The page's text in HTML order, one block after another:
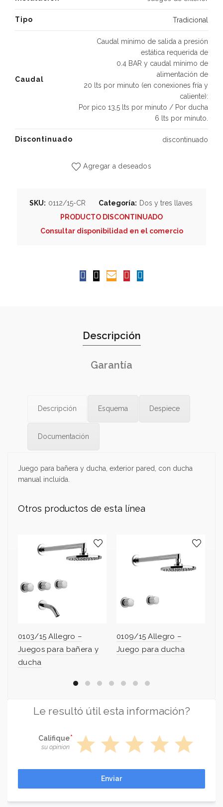
Tipo Tradicional
Caudal
Caudal mínimo de salida a presión
estática requerida de
0.4 BAR y caudal mínimo de
alimentación de
20 lts por minuto (en conexiones fría y
caliente):
Por pico 13,5 lts por minuto / Por ducha
6 lts por minuto.
Discontinuado discontinuado
Agregar a deseados
SKU: 0112/15-CR Categoría: Dos y tres llaves
PRODUCTO DISCONTINUADO
Consultar disponibilidad en el comercio
Descripción
Garantía
Descripción Esquema Despiece
Documentación
Juego para bañera y ducha, exterior pared, con ducha
manual incluída.
Otros productos de esta línea
0103/15 Allegro –
Juegos para bañera y
ducha
0109/15 Allegro –
Juego para ducha
Le resultó útil esta información?
Califique
su opinion star star star star star
Enviar